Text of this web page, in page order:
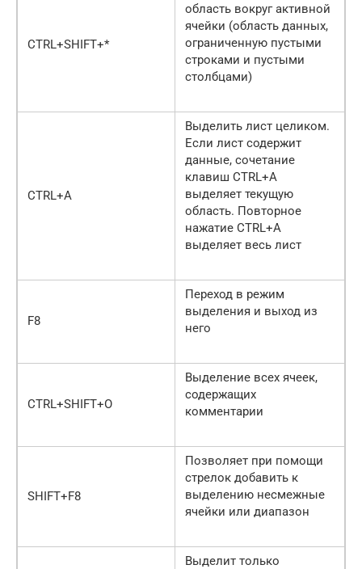
CTRL+SHIFT+*
область вокруг активной
ячейки (область данных,
ограниченную пустыми
строками и пустыми
столбцами)
CTRL+A
Выделить лист целиком.
Если лист содержит
данные, сочетание
клавиш CTRL+A
выделяет текущую
область. Повторное
нажатие CTRL+A
выделяет весь лист
F8
Переход в режим
выделения и выход из
него
CTRL+SHIFT+O
Выделение всех ячеек,
содержащих
комментарии
SHIFT+F8
Позволяет при помощи
стрелок добавить к
выделению несмежные
ячейки или диапазон
Выделит только